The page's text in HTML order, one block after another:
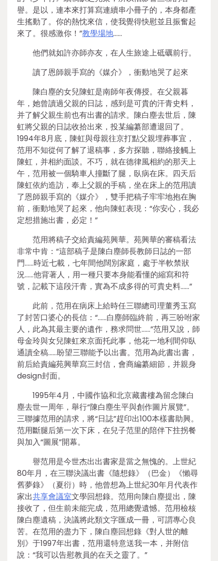
譽。是以，連本來打算寫連續串小冊子的，本身都產
生搖動了。你的熱忱來信，使我覺得快慰並且振奮起
來了。很感激你！”教學場地……
他們就如許亦師亦友，在人生旅途上砥礪前行。
讀了恩師親手寫的《媒介》，衝動地哭了起來
陳白塵的女兒陳虹是南師年夜傳授。在父親暮
年，她曾讀過父親的日誌，感到是可貴的汗青史料，
并了解父親生前也有出書的請求。陳白塵去世后，陳
虹將父親的日誌收拾出來，投某編纂部遭退回了。
1994年8月底，陳虹與母親往京打點父親埋葬事宜，
范用不知從何了解了退稿事，多方探聽，聯絡接觸上
陳虹，并相約面談。不巧，就在德律風相約的那天上
午，范用被一個騎車人撞斷了腿，臥病在床。四天后
陳虹依約造訪，奉上父親的手稿，坐在床上的范用讀
了恩師親手寫的《媒介》，雙手把稿子牢牢地抱在胸
前，衝動地哭了起來，他向陳虹表現：“你安心，我必
定想措施出書，必定！”
范用將稿子交給責編苑興華。苑興華的審稿看法
非常中肯：“這部稿子是陳白塵師長教師日誌的一部
門……時近七載，七年間他闊別家庭，處于半軟禁狀
況……他背著人，用一種只要本身能看懂的縮寫和符
號，記載下這段汗青，實為不成多得的可貴史料……”
此前，范用在病床上給時任三聯總司理董秀玉寫
了封苦口婆心的長信：“……白塵師臨終前，再三吩咐家
人，此為其最主要的遺作，務求問世……”范用又說，師
母金玲與女兒陳虹來京面托此事，他花一地利間仰臥
通讀全稿……盼望三聯能予以出書。范用為此書出書，
前后給責編苑興華寫三封信，會商編纂細節，并親身
design封面。
1995年4月，中國作協和北京藏書樓為留念陳白
塵去世一周年，舉行“陳白塵生平與創作圖片展覽”。
三聯據范用的請求，將“日誌”趕印出100本樣書助興。
范用斷腿后第一次下床，在兒子范里的陪伴下拄拐餐
與加入“圖展”開幕。
譽范用是今世杰出出書家是當之無愧的。上世紀
80年月，在三聯決議出書《隨想錄》（巴金）《懶尋
舊夢錄》（夏衍）時，他曾想為上世紀30年月代表作
家出共享會議室文學回想錄。范用向陳白塵提出，陳
接收了，但生前未能完成，范用總覺遺憾。范用檢核
陳白塵遺稿，決議將此類文字匯成一冊，可謂專心良
苦。在范用的盡力下，陳白塵回想錄《對人世的離
別》于1997年出書，范用還特意送我一本，并附信
說：“我可以告慰教員的在天之靈了。”